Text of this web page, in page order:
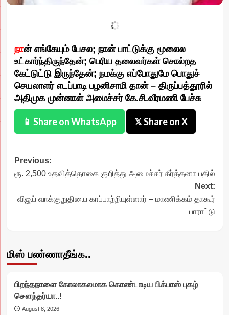
நான் எங்கேயும் பேசல; நான் பாட்டுக்கு மூலைல
உட்கார்ந்திருந்தேன்; பெரிய தலைவர்கள் சொல்றத
கேட்டுட்டு இருந்தேன்; நமக்கு எப்போதுமே பொதுச்
செயலாளர் எடப்பாடி பழனிசாமி தான் – திருப்பத்தூரில்
அதிமுக முன்னாள் அமைச்சர் கே.சி.வீரமணி பேச்சு
📱 Share on WhatsApp 𝕏 Share on X
Post
navigation
Previous:
ரூ. 2,500 உதவித்தொகை குறித்து அமைச்சர் கீர்த்தனா பதில்
Next:
விஜய் வாக்குறுதியை காப்பாற்றியுள்ளார் – மாணிக்கம் தாகூர்
பாராட்டு
மிஸ் பண்ணாதீங்க..
பிறந்தநாளை கோலாகலமாக கொண்டாடிய பிக்பாஸ் புகழ்
சௌந்தர்யா..!
August 8, 2026